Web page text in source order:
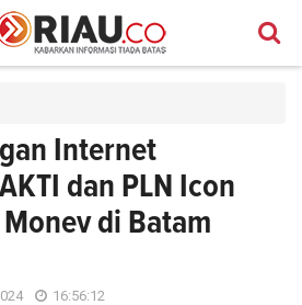
Internet
dan PLN Icon
di Batam
16:56:12